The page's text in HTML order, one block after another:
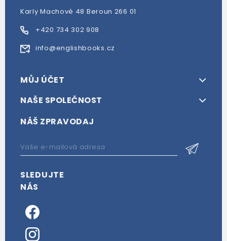
Karly Machové 48 Beroun 266 01
+420 734 302 908
info@englishbooks.cz
MŮJ ÚČET
NAŠE SPOLEČNOST
NÁŠ ZPRAVODAJ
SLEDUJTE
NÁS